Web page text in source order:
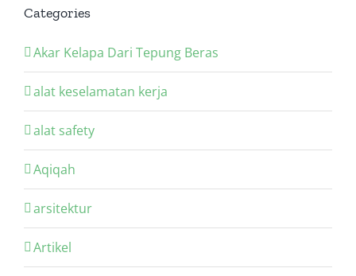
Categories
Akar Kelapa Dari Tepung Beras
alat keselamatan kerja
alat safety
Aqiqah
arsitektur
Artikel